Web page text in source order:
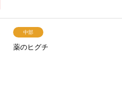
中部
薬のヒグチ